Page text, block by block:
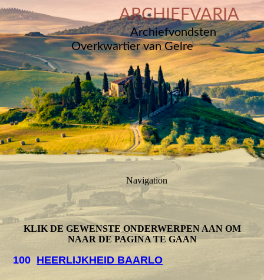
ARCHIEFVARIA
Archiefvondsten
Overkwartier van Gelre
Navigation
KLIK DE GEWENSTE ONDERWERPEN AAN OM
NAAR DE PAGINA TE GAAN
100 HEERLIJKHEID BAARLO